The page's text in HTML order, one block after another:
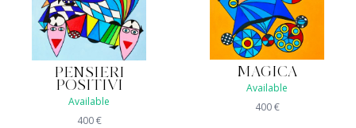
PENSIERI
POSITIVI
Available
400€
MAGICA
Available
400€